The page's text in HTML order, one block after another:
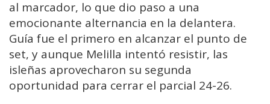
al marcador, lo que dio paso a una
emocionante alternancia en la delantera.
Guía fue el primero en alcanzar el punto de
set, y aunque Melilla intentó resistir, las
isleñas aprovecharon su segunda
oportunidad para cerrar el parcial 24-26.